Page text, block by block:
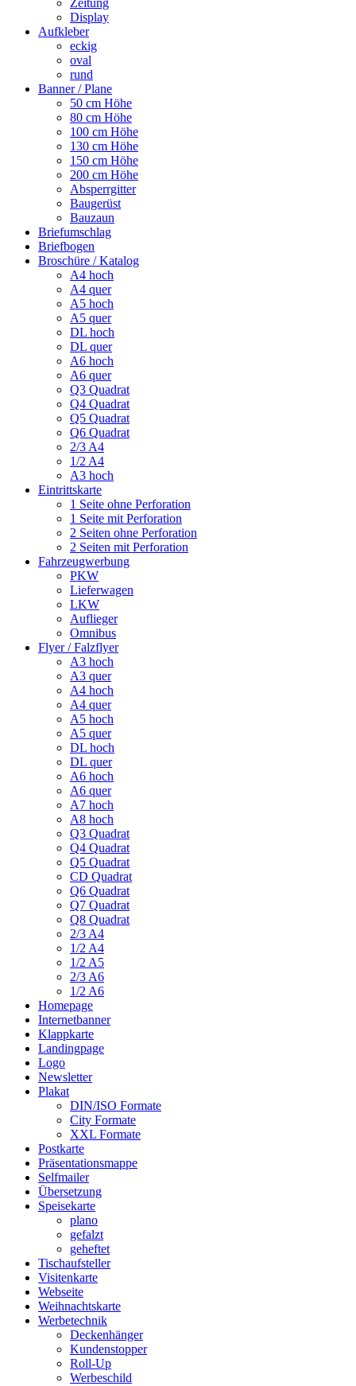
Zeitung
Display
Aufkleber
eckig
oval
rund
Banner / Plane
50 cm Höhe
80 cm Höhe
100 cm Höhe
130 cm Höhe
150 cm Höhe
200 cm Höhe
Absperrgitter
Baugerüst
Bauzaun
Briefumschlag
Briefbogen
Broschüre / Katalog
A4 hoch
A4 quer
A5 hoch
A5 quer
DL hoch
DL quer
A6 hoch
A6 quer
Q3 Quadrat
Q4 Quadrat
Q5 Quadrat
Q6 Quadrat
2/3 A4
1/2 A4
A3 hoch
Eintrittskarte
1 Seite ohne Perforation
1 Seite mit Perforation
2 Seiten ohne Perforation
2 Seiten mit Perforation
Fahrzeugwerbung
PKW
Lieferwagen
LKW
Auflieger
Omnibus
Flyer / Falzflyer
A3 hoch
A3 quer
A4 hoch
A4 quer
A5 hoch
A5 quer
DL hoch
DL quer
A6 hoch
A6 quer
A7 hoch
A8 hoch
Q3 Quadrat
Q4 Quadrat
Q5 Quadrat
CD Quadrat
Q6 Quadrat
Q7 Quadrat
Q8 Quadrat
2/3 A4
1/2 A4
1/2 A5
2/3 A6
1/2 A6
Homepage
Internetbanner
Klappkarte
Landingpage
Logo
Newsletter
Plakat
DIN/ISO Formate
City Formate
XXL Formate
Postkarte
Präsentationsmappe
Selfmailer
Übersetzung
Speisekarte
plano
gefalzt
geheftet
Tischaufsteller
Visitenkarte
Webseite
Weihnachtskarte
Werbetechnik
Deckenhänger
Kundenstopper
Roll-Up
Werbeschild